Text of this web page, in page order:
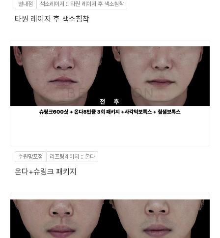
별내점 색소레이저 :: 타원 레이저 후 색소침착
타원 레이저 후 색소침착
수원망포점 리프팅레이저 :: 온다
온다+슈링크 패키지